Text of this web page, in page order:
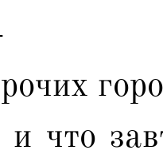
и что